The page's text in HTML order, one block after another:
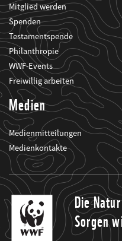
Mitglied werden
Spenden
Testamentspende
Philanthropie
WWF-Events
Freiwillig arbeiten
Medien
Medienmitteilungen
Medienkontakte
Die
Sorgen